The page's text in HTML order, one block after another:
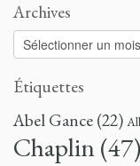
Archives
Archives
Étiquettes
Abel Gance(22)
Chaplin(47)